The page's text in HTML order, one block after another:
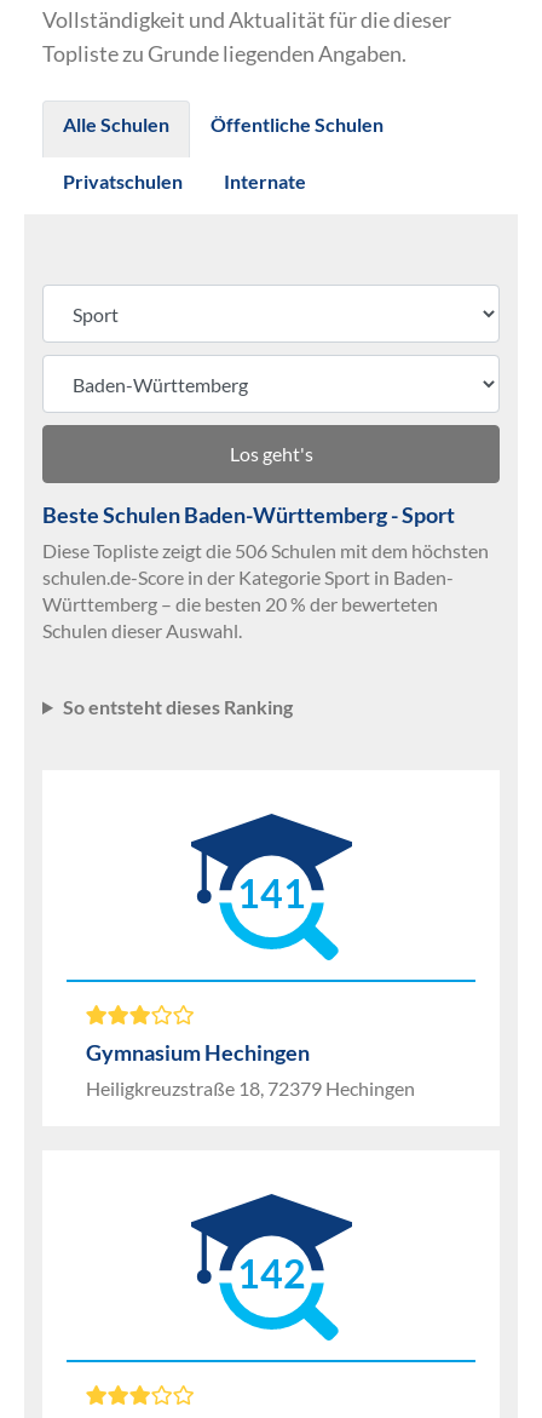
Vollständigkeit und Aktualität für die dieser
Topliste zu Grunde liegenden Angaben.
Alle Schulen Öffentliche Schulen
Privatschulen Internate
Los geht's
Beste Schulen Baden-Württemberg - Sport
Diese Topliste zeigt die 506 Schulen mit dem höchsten
schulen.de-Score in der Kategorie Sport in Baden-
Württemberg – die besten 20 % der bewerteten
Schulen dieser Auswahl.
So entsteht dieses Ranking
141
Gymnasium Hechingen
Heiligkreuzstraße 18, 72379 Hechingen
142